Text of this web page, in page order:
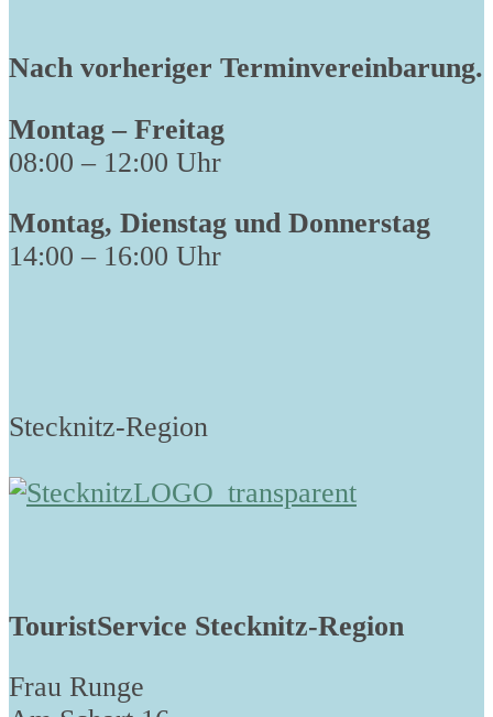
Nach vorheriger Terminvereinbarung.
Montag – Freitag
08:00 – 12:00 Uhr
Montag, Dienstag und Donnerstag
14:00 – 16:00 Uhr
Stecknitz-Region
TouristService Stecknitz-Region
Frau Runge